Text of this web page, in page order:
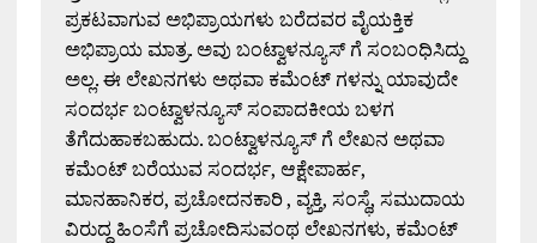
ಪ್ರಕಟವಾಗುವ ಅಭಿಪ್ರಾಯಗಳು ಬರೆದವರ ವೈಯಕ್ತಿಕ
ಅಭಿಪ್ರಾಯ ಮಾತ್ರ. ಅವು ಬಂಟ್ವಾಳನ್ಯೂಸ್ ಗೆ ಸಂಬಂಧಿಸಿದ್ದು
ಅಲ್ಲ. ಈ ಲೇಖನಗಳು ಅಥವಾ ಕಮೆಂಟ್ ಗಳನ್ನು ಯಾವುದೇ
ಸಂದರ್ಭ ಬಂಟ್ವಾಳನ್ಯೂಸ್ ಸಂಪಾದಕೀಯ ಬಳಗ
ತೆಗೆದುಹಾಕಬಹುದು. ಬಂಟ್ವಾಳನ್ಯೂಸ್ ಗೆ ಲೇಖನ ಅಥವಾ
ಕಮೆಂಟ್ ಬರೆಯುವ ಸಂದರ್ಭ, ಆಕ್ಷೇಪಾರ್ಹ,
ಮಾನಹಾನಿಕರ, ಪ್ರಚೋದನಕಾರಿ , ವ್ಯಕ್ತಿ, ಸಂಸ್ಥೆ, ಸಮುದಾಯ
ವಿರುದ್ಧ ಹಿಂಸೆಗೆ ಪ್ರಚೋದಿಸುವಂಥ ಲೇಖನಗಳು, ಕಮೆಂಟ್